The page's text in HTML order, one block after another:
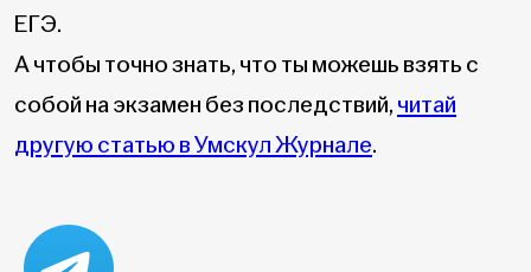
ЕГЭ.
А чтобы точно знать, что ты можешь взять с
собой на экзамен без последствий, читай
другую статью в Умскул Журнале.